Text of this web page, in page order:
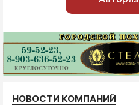
НОВОСТИ КОМПАНИЙ